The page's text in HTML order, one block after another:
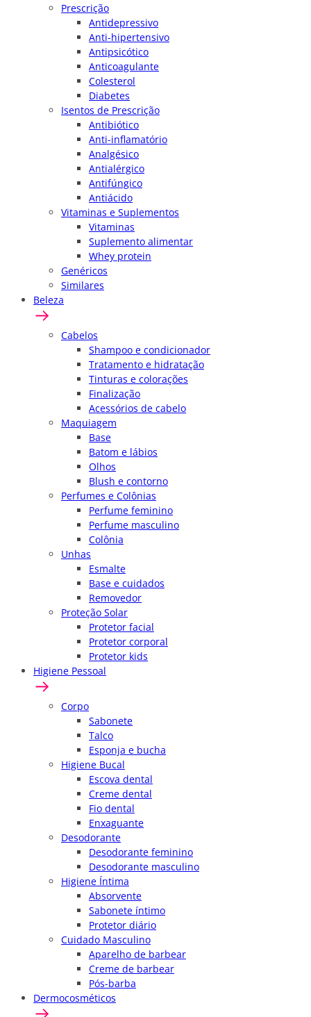
Prescrição
Antidepressivo
Anti-hipertensivo
Antipsicótico
Anticoagulante
Colesterol
Diabetes
Isentos de Prescrição
Antibiótico
Anti-inflamatório
Analgésico
Antialérgico
Antifúngico
Antiácido
Vitaminas e Suplementos
Vitaminas
Suplemento alimentar
Whey protein
Genéricos
Similares
Beleza
Cabelos
Shampoo e condicionador
Tratamento e hidratação
Tinturas e colorações
Finalização
Acessórios de cabelo
Maquiagem
Base
Batom e lábios
Olhos
Blush e contorno
Perfumes e Colônias
Perfume feminino
Perfume masculino
Colônia
Unhas
Esmalte
Base e cuidados
Removedor
Proteção Solar
Protetor facial
Protetor corporal
Protetor kids
Higiene Pessoal
Corpo
Sabonete
Talco
Esponja e bucha
Higiene Bucal
Escova dental
Creme dental
Fio dental
Enxaguante
Desodorante
Desodorante feminino
Desodorante masculino
Higiene Íntima
Absorvente
Sabonete íntimo
Protetor diário
Cuidado Masculino
Aparelho de barbear
Creme de barbear
Pós-barba
Dermocosméticos